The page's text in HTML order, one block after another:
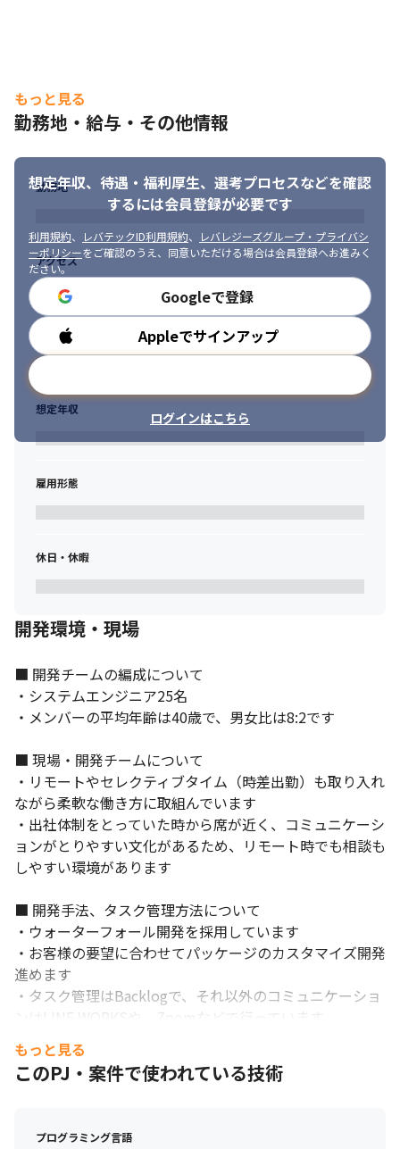
もっと見る
勤務地・給与・その他情報
想定年収、待遇・福利厚生、 選考プロセスなどを確認
するには会員登録が必要です
利用規約、 レバテックID利用規約、
レバレジーズグループ・プライバシ
ーポリシーをご確認のうえ、同意いただける場合は会員登録へお進みく
ださい。
Googleで登録
Appleでサインアップ
ログインはこちら
勤務地
アクセス
勤務時間
想定年収
雇用形態
休日・休暇
開発環境・現場
■ 開発チームの編成について
・システムエンジニア25名
・メンバーの平均年齢は40歳で、男女比は8:2です
■ 現場・開発チームについて
・リモートやセレクティブタイム（時差出勤）も取り入れ
ながら柔軟な働き方に取組んでいます
・出社体制をとっていた時から席が近く、コミュニケーシ
ョンがとりやすい文化があるため、リモート時でも相談も
しやすい環境があります
■ 開発手法、タスク管理方法について
・ウォーターフォール開発を採用しています
・お客様の要望に合わせてパッケージのカスタマイズ開発
進めます
・タスク管理はBacklogで、それ以外のコミュニケーショ
ンはLINE WORKSや、Zoomなどで行っています
■ その他に使われる技術について
・フレームワーク：Eclipse
もっと見る
このPJ・案件で使われている技術
プログラミング言語